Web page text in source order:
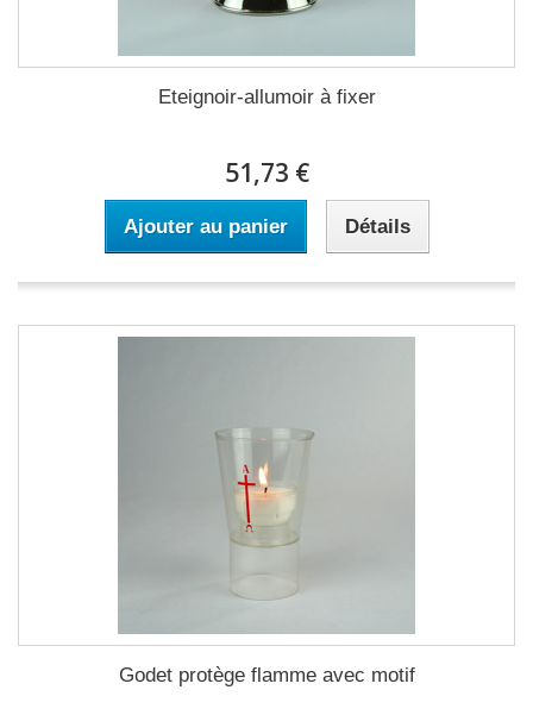
Eteignoir-allumoir à fixer
51,73 €
Ajouter au panier Détails
Godet protège flamme avec motif